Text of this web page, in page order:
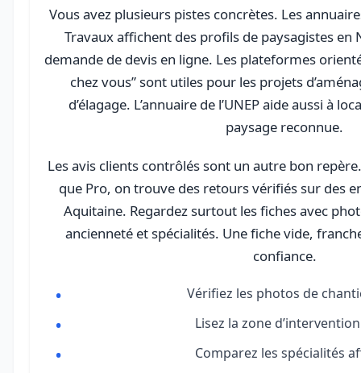
Vous avez plusieurs pistes concrètes. Les
Travaux affichent des profils de paysagistes en
demande de devis en ligne. Les plateformes
chez vous” sont utiles pour les projets
d’élagage. L’annuaire de l’UNEP aide aussi à
paysage reconnue.
Les avis clients contrôlés sont un autre bon
que Pro, on trouve des retours vérifiés sur des
Aquitaine. Regardez surtout les fiches avec
ancienneté et spécialités. Une fiche vide,
confiance.
Vérifiez les photos de
Lisez la zone
Comparez les spécialités